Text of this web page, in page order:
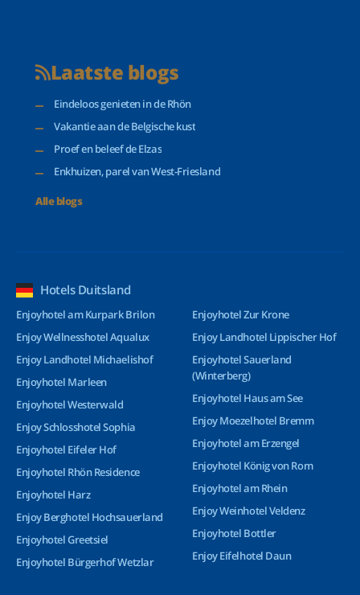
Laatste blogs
Eindeloos genieten in de Rhön
Vakantie aan de Belgische kust
Proef en beleef de Elzas
Enkhuizen, parel van West-Friesland
Alle blogs
Hotels Duitsland
Enjoyhotel am Kurpark Brilon
Enjoy Wellnesshotel Aqualux
Enjoy Landhotel Michaelishof
Enjoyhotel Marleen
Enjoyhotel Westerwald
Enjoy Schlosshotel Sophia
Enjoyhotel Eifeler Hof
Enjoyhotel Rhön Residence
Enjoyhotel Harz
Enjoy Berghotel Hochsauerland
Enjoyhotel Greetsiel
Enjoyhotel Bürgerhof Wetzlar
Enjoyhotel Zur Krone
Enjoy Landhotel Lippischer Hof
Enjoyhotel Sauerland
(Winterberg)
Enjoyhotel Haus am See
Enjoy Moezelhotel Bremm
Enjoyhotel am Erzengel
Enjoyhotel König von Rom
Enjoyhotel am Rhein
Enjoy Weinhotel Veldenz
Enjoyhotel Bottler
Enjoy Eifelhotel Daun